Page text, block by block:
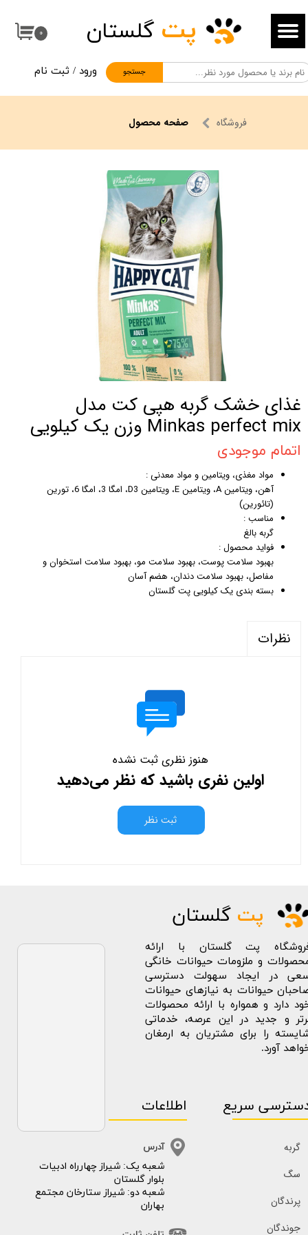
۰
جستجو
پت گلستان
ورود / ثبت نام
حساب کاربری من
تغییر گذر واژه
سفارشات
خروج از حساب کاربری
فروشگاه صفحه محصول
غذای خشک گربه هپی کت مدل
Minkas perfect mix وزن یک کیلویی
اتمام موجودی
مواد مغذی، ویتامین و مواد معدنی :
آهن، ویتامین A، ویتامین E، ویتامین D3، امگا 3، امگا 6، تورین
(تائورین)
مناسب :
گربه بالغ
فواید محصول :
بهبود سلامت پوست، بهبود سلامت مو، بهبود سلامت استخوان و
مفاصل، بهبود سلامت دندان، هضم آسان
بسته بندی یک کیلویی پت گلستان
نظرات
هنوز نظری ثبت نشده
اولین نفری باشید که نظر می‌دهید
ثبت نظر
پت گلستان
پت گلستان با ارائه
و ملزومات حیوانات خانگی
در ایجاد سهولت دسترسی
حیوانات به نیازهای حیوانات
دارد و همواره با ارائه محصولات
و جدید در این عرصه، خدماتی
را برای مشتریان به ارمغان
آورد.
سریع
گربه
سگ
پرندگان
جوندگان
​​شعبه یک: شیراز چهارراه ادبیات
بلوار گلستان
شعبه دو: شیراز ستارخان مجتمع
بهاران
اطلاعات
آدرس